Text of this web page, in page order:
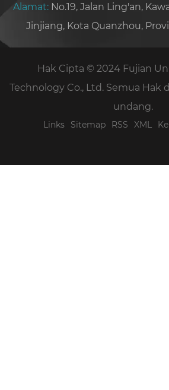
Alamat: No.19, Jalan Ling'an,
Jinjiang, Kota Quanzhou,
Hak Cipta © 2024 Fujian
Technology Co., Ltd. Semua
undang.
Links Sitemap RSS XML